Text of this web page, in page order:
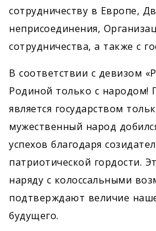
сотрудничеству в Европе,
неприсоединения,
сотрудничества, а также с
В соответствии с девизом
Родиной только с народом!
является государством
мужественный народ
успехов благодаря
патрио­тической гордости.
наряду с колоссальными
подтверждают величие
будущего.